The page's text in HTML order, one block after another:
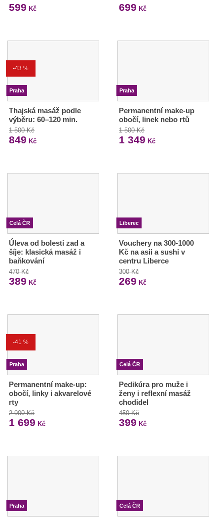
599 Kč 699 Kč
-43 %
Praha
Thajská masáž podle
výběru: 60–120 min.
1 500 Kč
849 Kč
Praha
Permanentní make-up
obočí, linek nebo rtů
1 500 Kč
1 349 Kč
Celá ČR
Úleva od bolesti zad a
šíje: klasická masáž i
baňkování
470 Kč
389 Kč
Liberec
Vouchery na 300-1000
Kč na asii a sushi v
centru Liberce
300 Kč
269 Kč
-41 %
Praha
Permanentní make-up:
obočí, linky i akvarelové
rty
2 900 Kč
1 699 Kč
Celá ČR
Pedikúra pro muže i
ženy i reflexní masáž
chodidel
450 Kč
399 Kč
Praha Celá ČR